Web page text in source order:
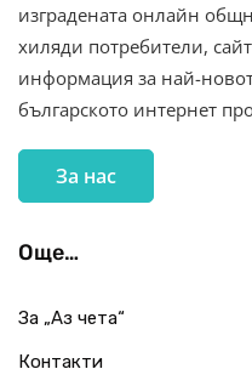
изградената онлайн
хиляди потребители,
информация за най-
българското интернет
За нас
Още…
За „Аз чета“
Контакти